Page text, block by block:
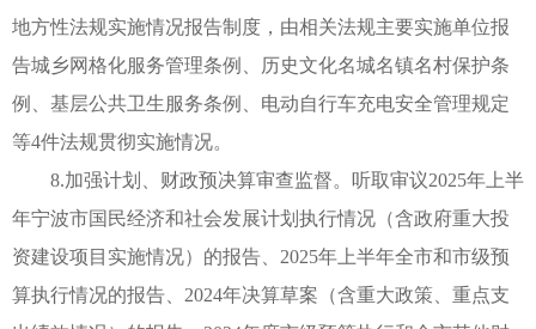
地方性法规实施情况报告制度，由相关法规主要实施单位报
告城乡网格化服务管理条例、历史文化名城名镇名村保护条
例、基层公共卫生服务条例、电动自行车充电安全管理规定
等4件法规贯彻实施情况。
8.加强计划、财政预决算审查监督。听取审议2025年上半
年宁波市国民经济和社会发展计划执行情况（含政府重大投
资建设项目实施情况）的报告、2025年上半年全市和市级预
算执行情况的报告、2024年决算草案（含重大政策、重点支